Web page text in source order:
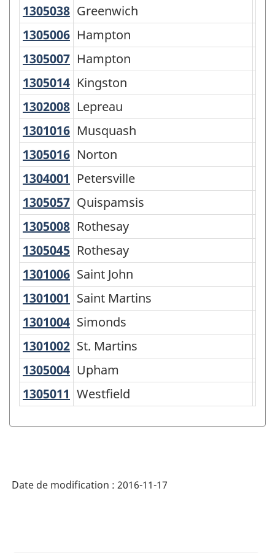
des
secteurs
statistiques
selon
la
province
et
le
territoire
-
Variante
de
la
CGT
2016
-
Structure
de
la
classification
1305038 Greenwich
Greenwich
1305006 Hampton
Hampton
1305007 Hampton
Hampton
1305014 Kingston
Kingston
1302008 Lepreau
Lepreau
1301016 Musquash
Musquash
1305016 Norton
Norton
1304001 Petersville
Petersville
1305057 Quispamsis
Quispamsis
1305008 Rothesay
Rothesay
1305045 Rothesay
Rothesay
1301006 Saint John
Saint John
1301001 Saint Martins
Saint Martins
1301004 Simonds
Simonds
1301002 St. Martins
St. Martins
1305004 Upham
Upham
1305011 Westfield
Westfield
Date de modification : 2016-11-17